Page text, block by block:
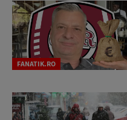
FANATIK.RO